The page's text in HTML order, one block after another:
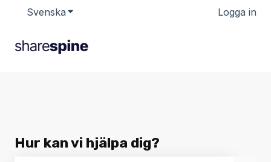
Svenska Visa undermenyer för översättningarLogga in
Hur kan vi hjälpa dig?